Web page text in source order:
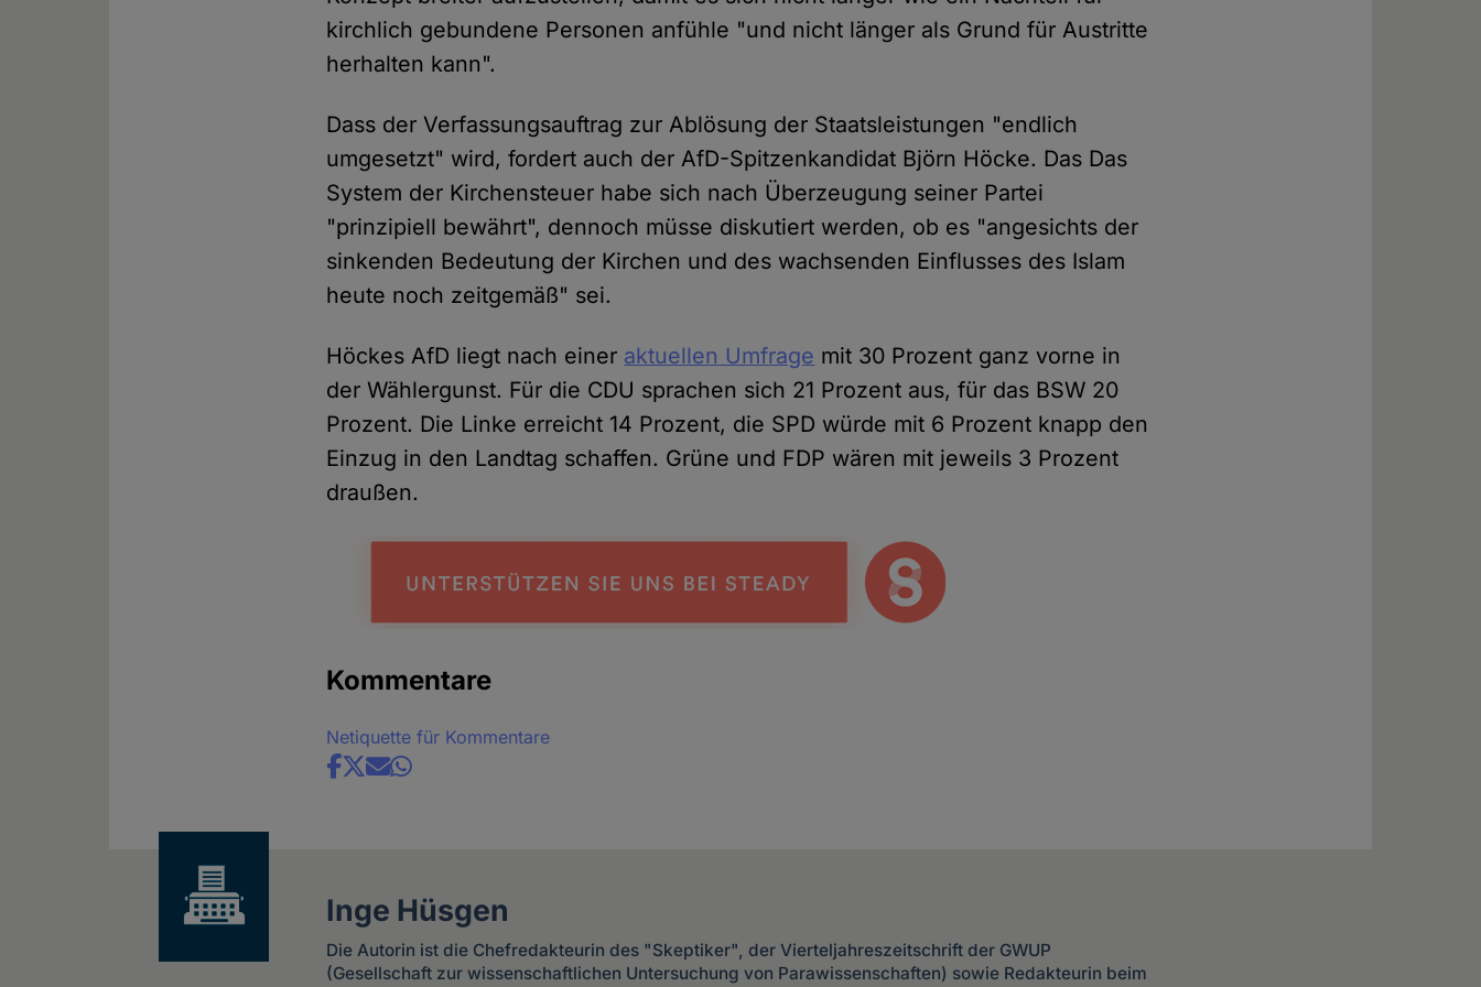
kirchlich gebundene Personen anfühle "und nicht länger als Grund für Austritte
herhalten kann".
Dass der Verfassungsauftrag zur Ablösung der Staatsleistungen "endlich
umgesetzt" wird, fordert auch der AfD-Spitzenkandidat Björn Höcke. Das Das
System der Kirchensteuer habe sich nach Überzeugung seiner Partei
"prinzipiell bewährt", dennoch müsse diskutiert werden, ob es "angesichts der
sinkenden Bedeutung der Kirchen und des wachsenden Einflusses des Islam
heute noch zeitgemäß" sei.
Höckes AfD liegt nach einer aktuellen Umfrage mit 30 Prozent ganz vorne in
der Wählergunst. Für die CDU sprachen sich 21 Prozent aus, für das BSW 20
Prozent. Die Linke erreicht 14 Prozent, die SPD würde mit 6 Prozent knapp den
Einzug in den Landtag schaffen. Grüne und FDP wären mit jeweils 3 Prozent
draußen.
Kommentare
Netiquette für Kommentare
Share
Inge Hüsgen
Die Autorin ist die Chefredakteurin des "Skeptiker", der Vierteljahreszeitschrift der GWUP
(Gesellschaft zur wissenschaftlichen Untersuchung von Parawissenschaften) sowie Redakteurin beim